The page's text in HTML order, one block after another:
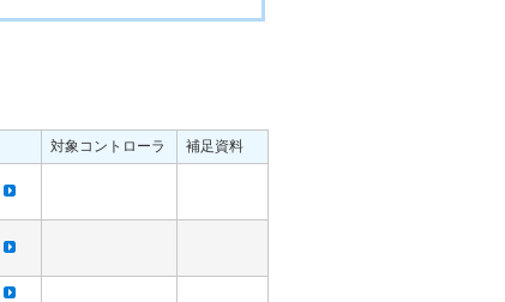
対象コントローラ
補足資料